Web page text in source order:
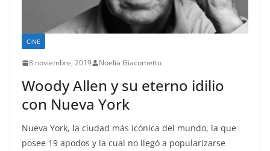
CINE
8 noviembre, 2019 Noelia Giacometto
Woody Allen y su eterno idilio
con Nueva York
Nueva York, la ciudad más icónica del mundo, la que
posee 19 apodos y la cual no llegó a popularizarse